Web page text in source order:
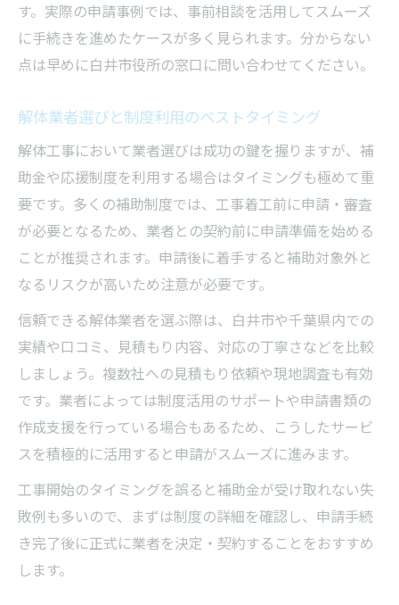
ト
複数の業者から相見積もりでコスト最適化
補助金申請前の見積もり活用法とは
解体費用削減に役立つ業者選びの工夫
す。実際の申請事例では、事前相談を活用してスムーズ
に手続きを進めたケースが多く見られます。分からない
点は早めに白井市役所の窓口に問い合わせてください。
解体業者選びと制度利用のベストタイミング
解体工事において業者選びは成功の鍵を握りますが、補
助金や応援制度を利用する場合はタイミングも極めて重
要です。多くの補助制度では、工事着工前に申請・審査
が必要となるため、業者との契約前に申請準備を始める
ことが推奨されます。申請後に着手すると補助対象外と
なるリスクが高いため注意が必要です。
信頼できる解体業者を選ぶ際は、白井市や千葉県内での
実績や口コミ、見積もり内容、対応の丁寧さなどを比較
しましょう。複数社への見積もり依頼や現地調査も有効
です。業者によっては制度活用のサポートや申請書類の
作成支援を行っている場合もあるため、こうしたサービ
スを積極的に活用すると申請がスムーズに進みます。
工事開始のタイミングを誤ると補助金が受け取れない失
敗例も多いので、まずは制度の詳細を確認し、申請手続
き完了後に正式に業者を決定・契約することをおすすめ
します。